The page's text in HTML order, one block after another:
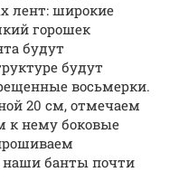
лент: широкие
горошек
будут
будут
восьмерки.
20 см, отмечаем
к нему боковые
наши банты почти